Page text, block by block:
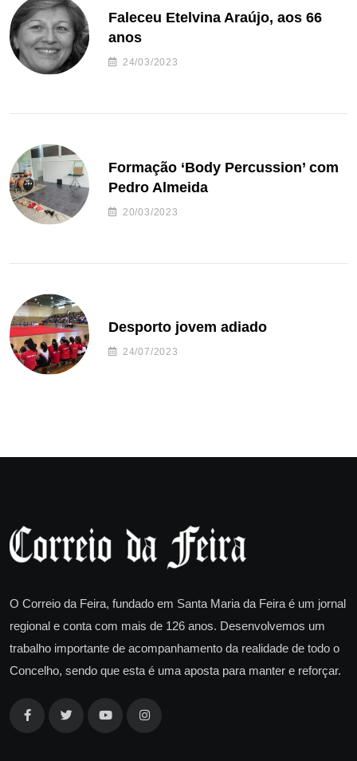
Faleceu Etelvina Araújo, aos 66
anos
24/03/2023
Formação ‘Body Percussion’ com
Pedro Almeida
20/03/2023
Desporto jovem adiado
24/07/2023
O Correio da Feira, fundado em Santa Maria da Feira é um jornal
regional e conta com mais de 126 anos. Desenvolvemos um
trabalho importante de acompanhamento da realidade de todo o
Concelho, sendo que esta é uma aposta para manter e reforçar.